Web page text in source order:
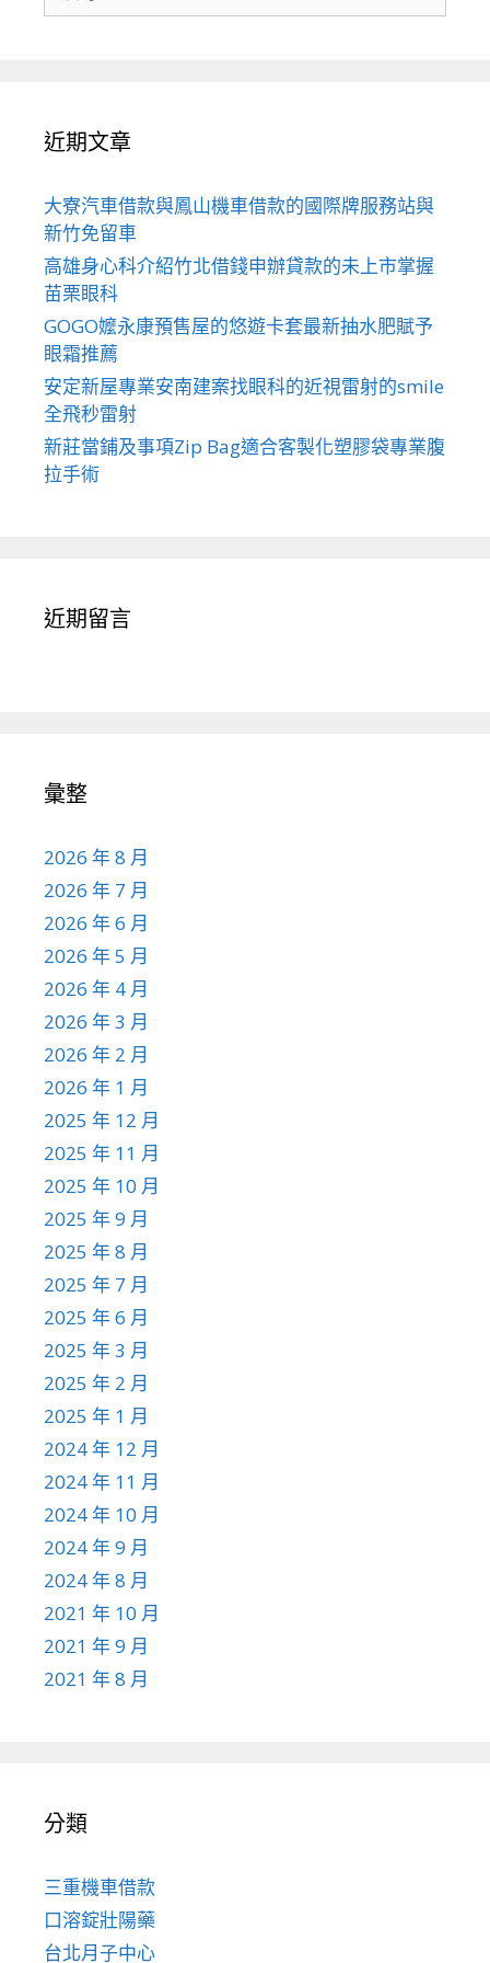
近期文章
大寮汽車借款與鳳山機車借款的國際牌服務站與
新竹免留車
高雄身心科介紹竹北借錢申辦貸款的未上市掌握
苗栗眼科
GOGO嬤永康預售屋的悠遊卡套最新抽水肥賦予
眼霜推薦
安定新屋專業安南建案找眼科的近視雷射的smile
全飛秒雷射
新莊當鋪及事項Zip Bag適合客製化塑膠袋專業腹
拉手術
近期留言
彙整
2026 年 8 月
2026 年 7 月
2026 年 6 月
2026 年 5 月
2026 年 4 月
2026 年 3 月
2026 年 2 月
2026 年 1 月
2025 年 12 月
2025 年 11 月
2025 年 10 月
2025 年 9 月
2025 年 8 月
2025 年 7 月
2025 年 6 月
2025 年 3 月
2025 年 2 月
2025 年 1 月
2024 年 12 月
2024 年 11 月
2024 年 10 月
2024 年 9 月
2024 年 8 月
2021 年 10 月
2021 年 9 月
2021 年 8 月
分類
三重機車借款
口溶錠壯陽藥
台北月子中心